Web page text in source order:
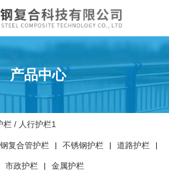
产品中心
栏 / 人行护栏1
复合管护栏 不锈钢护栏 道路护栏
市政护栏 金属护栏